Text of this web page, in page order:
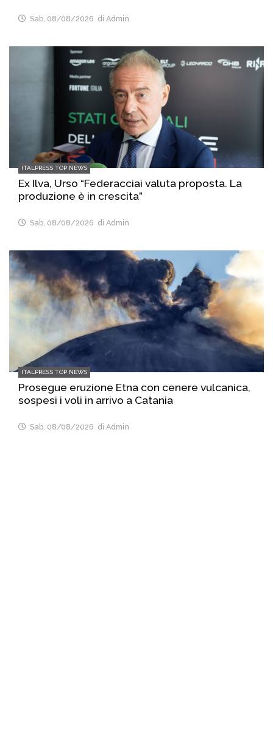
Sab, 08/08/2026 di Admin
ITALPRESS TOP NEWS
Ex Ilva, Urso “Federacciai valuta proposta. La
produzione è in crescita”
Sab, 08/08/2026 di Admin
ITALPRESS TOP NEWS
Prosegue eruzione Etna con cenere vulcanica,
sospesi i voli in arrivo a Catania
Sab, 08/08/2026 di Admin